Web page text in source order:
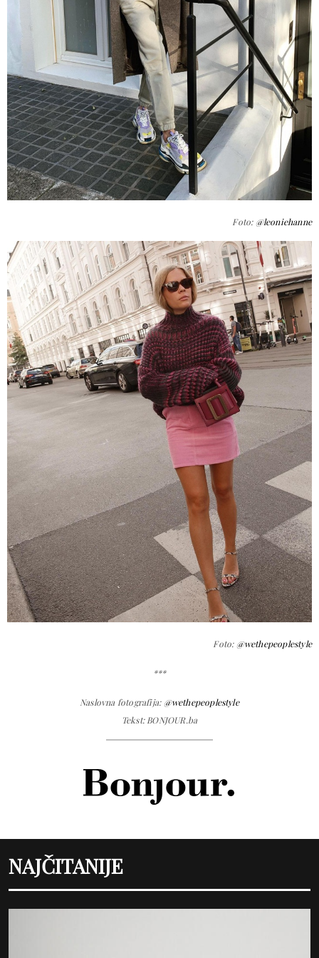
Foto:@leoniehanne
Foto:@wethepeoplestyle
***
Naslovna fotografija:@wethepeoplestyle
Tekst: BONJOUR.ba
NAJČITANIJE